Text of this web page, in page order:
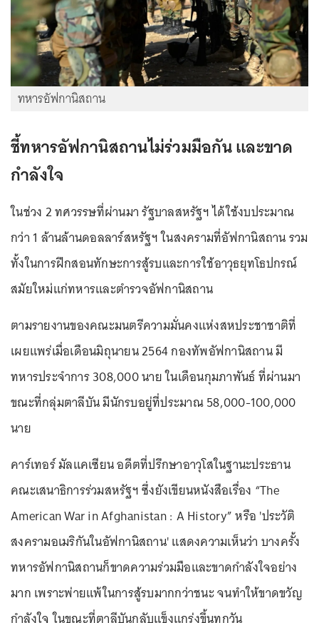
ทหารอัฟกานิสถาน
ชี้ทหารอัฟกานิสถานไม่ร่วมมือกัน และขาด
กำลังใจ
ในช่วง 2 ทศวรรษที่ผ่านมา รัฐบาลสหรัฐฯ ได้ใช้งบประมาณ
กว่า 1 ล้านล้านดอลลาร์สหรัฐฯ ในสงครามที่อัฟกานิสถาน รวม
ทั้งในการฝึกสอนทักษะการสู้รบและการใช้อาวุธยุทโธปกรณ์
สมัยใหม่แก่ทหารและตำรวจอัฟกานิสถาน
ตามรายงานของคณะมนตรีความมั่นคงแห่งสหประชาชาติที่
เผยแพร่เมื่อเดือนมิถุนายน 2564 กองทัพอัฟกานิสถาน มี
ทหารประจำการ 308,000 นาย ในเดือนกุมภาพันธ์ ที่ผ่านมา
ขณะที่กลุ่มตาลีบัน มีนักรบอยู่ที่ประมาณ 58,000-100,000
นาย
คาร์เทอร์ มัลแคเซียน อดีตที่ปรึกษาอาวุโสในฐานะประธาน
คณะเสนาธิการร่วมสหรัฐฯ ซึ่งยังเขียนหนังสือเรื่อง “The
American War in Afghanistan : A History” หรือ 'ประวัติ
สงครามอเมริกันในอัฟกานิสถาน' แสดงความเห็นว่า บางครั้ง
ทหารอัฟกานิสถานก็ขาดความร่วมมือและขาดกำลังใจอย่าง
มาก เพราะพ่ายแพ้ในการสู้รบมากกว่าชนะ จนทำให้ขาดขวัญ